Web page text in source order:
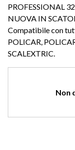
PROFESSIONAL
NUOVA IN
Compatibile con
POLICAR,
SCALEXTRIC.
Non